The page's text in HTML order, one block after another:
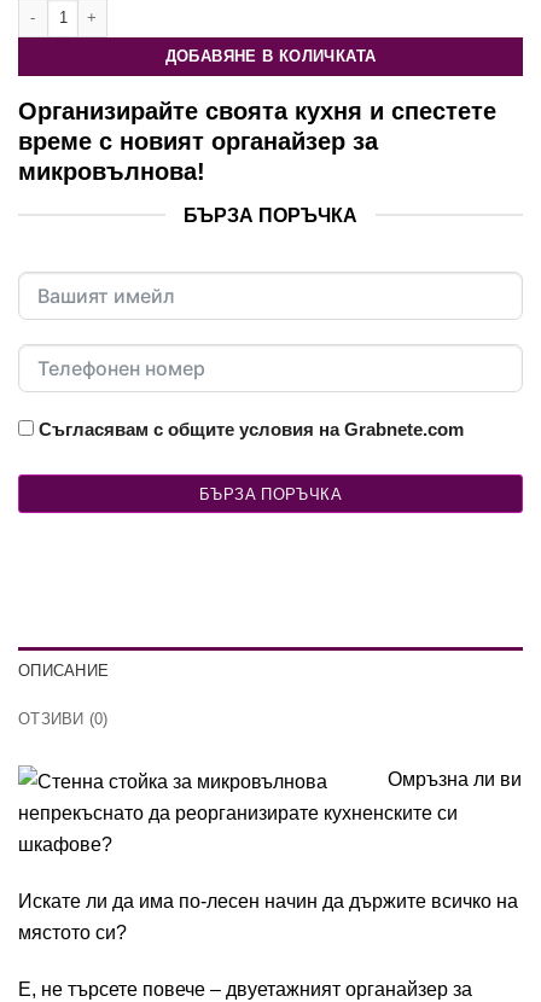
ДОБАВЯНЕ В КОЛИЧКАТА
Организирайте своята кухня и спестете
време с новият органайзер за
микровълнова!
БЪРЗА ПОРЪЧКА
Съгласявам с общите условия на Grabnete.com
БЪРЗА ПОРЪЧКА
ОПИСАНИЕ
ОТЗИВИ (0)
Омръзна ли ви
непрекъснато да реорганизирате кухненските си
шкафове?
Искате ли да има по-лесен начин да държите всичко на
мястото си?
Е, не търсете повече – двуетажният органайзер за